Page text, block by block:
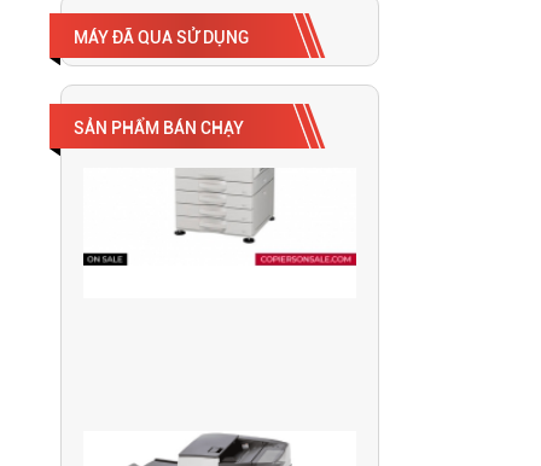
MÁY ĐÃ QUA SỬ DỤNG
SẢN PHẨM BÁN CHẠY